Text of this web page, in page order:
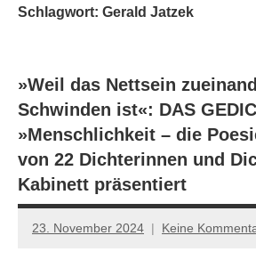
Kritik
Schlagwort: Gerald Jatzek
»Weil das Nettsein
Schwinden ist«: DAS
»Menschlichkeit – die
von 22 Dichterinnen und
Kabinett präsentiert
23. November 2024
Jan-
Keine